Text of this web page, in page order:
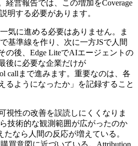
経営報告では、この増加をCoverage
明する必要があります。
気に進める必要はありません。ま
基準線を作り、次に一方JSで人間
の後、Edge LiteでAIエージェントの
後に必要な企業だけが
callまで進みます。重要なのは、各
るようになったか」を記録すること
視性の改善を誤読しにくくなりま
技術的な観測範囲が広がったのか
たなら人間の反応が増えている。
買意図に近づいている。Attribution